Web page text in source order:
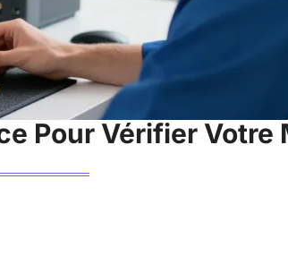
Pour Vérifier Votre